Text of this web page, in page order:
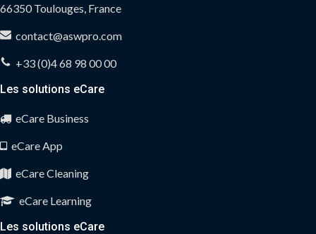
66350 Toulouges, France
contact@aswpro.com
+33 (0)4 68 98 00 00
Les solutions eCare
eCare Business
eCare App
eCare Cleaning
eCare Learning
Les solutions eCare